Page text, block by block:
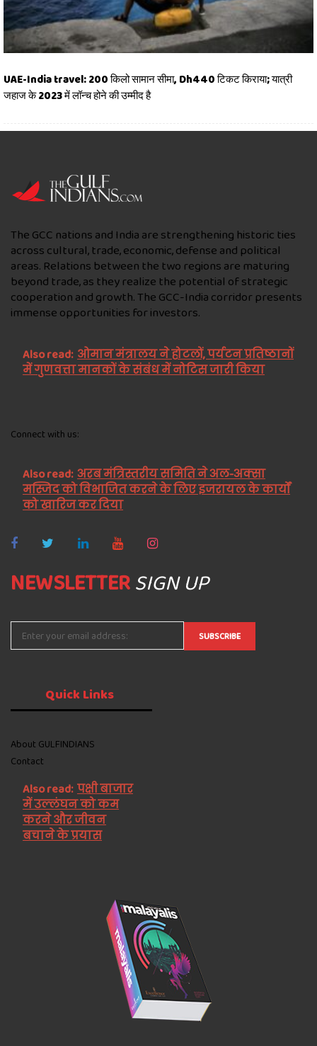
UAE-India travel: 200 किलो सामान सीमा, Dh440 टिकट किराया; यात्री
जहाज के 2023 में लॉन्च होने की उम्मीद है
The GCC nations and India are strengthening historic ties
across cultural, trade, economic, defense and political
areas. Relations between the two regions are maturing
beyond trade, as they realize the potential of strategic
cooperation and growth. The GCC-India corridor presents
immense opportunities for investors.
Also read: ओमान मंत्रालय ने होटलों, पर्यटन प्रतिष्ठानों
में गुणवत्ता मानकों के संबंध में नोटिस जारी किया
Connect with us:
Also read: अरब मंत्रिस्तरीय समिति ने अल-अक्सा
मस्जिद को विभाजित करने के लिए इजरायल के कार्यों
को खारिज कर दिया
NEWSLETTERSIGN UP
QuickLinks
About GULFINDIANS
Contact
Also read: पक्षी बाजार
में उल्लंघन को कम
करने और जीवन
बचाने के प्रयास